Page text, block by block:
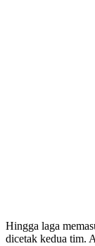
Hingga laga
dicetak kedua tim.